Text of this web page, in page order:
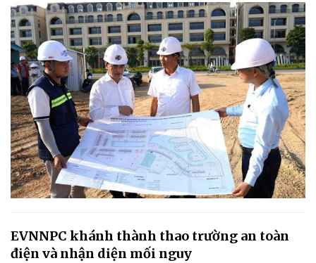
EVNNPC khánh thành thao trường an toàn
điện và nhận diện mối nguy